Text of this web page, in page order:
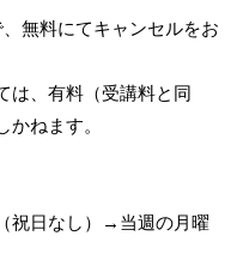
無料にてキャンセルをお
は、有料（受講料と同
ねます。
祝日なし）→当週の月曜